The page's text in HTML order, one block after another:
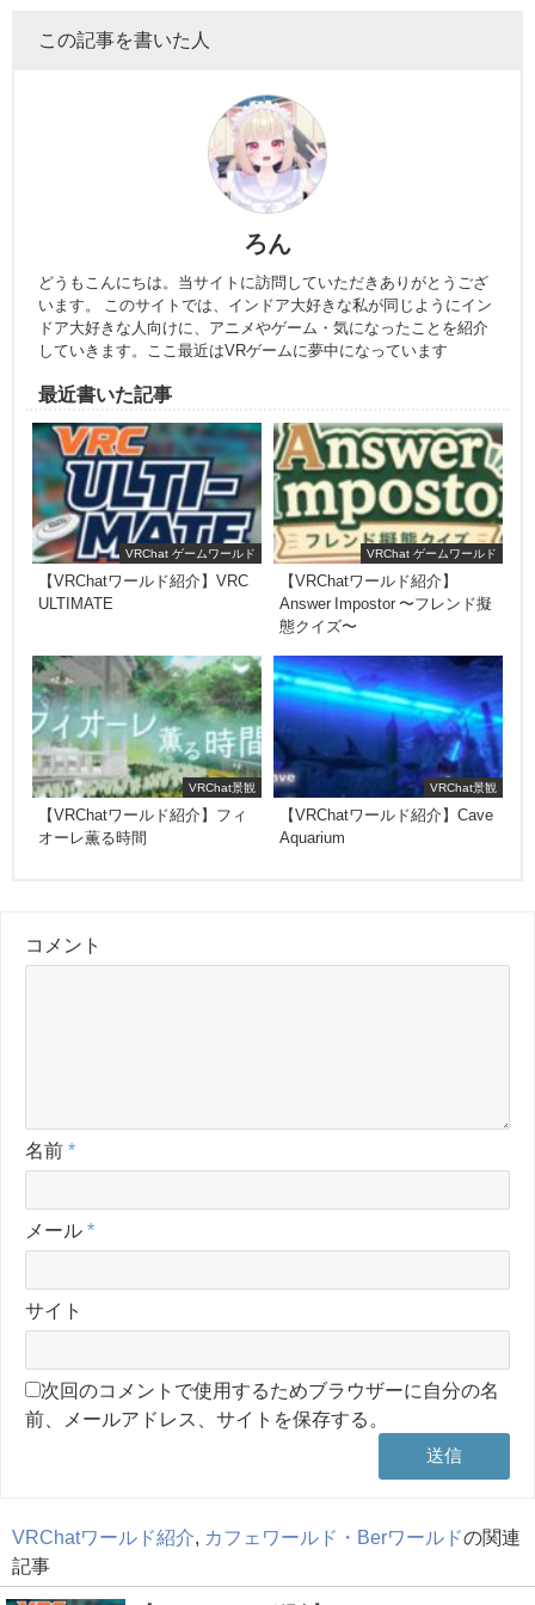
この記事を書いた人
ろん
どうもこんにちは。当サイトに訪問していただきありがとうござ
います。 このサイトでは、インドア大好きな私が同じようにイン
ドア大好きな人向けに、アニメやゲーム・気になったことを紹介
していきます。ここ最近はVRゲームに夢中になっています
最近書いた記事
VRChat ゲームワールド
【VRChatワールド紹介】VRC
ULTIMATE
VRChat ゲームワールド
【VRChatワールド紹介】
Answer Impostor 〜フレンド擬
態クイズ〜
VRChat景観
【VRChatワールド紹介】フィ
オーレ薫る時間
VRChat景観
【VRChatワールド紹介】Cave
Aquarium
コメント
名前 *
メール *
サイト
次回のコメントで使用するためブラウザーに自分の名
前、メールアドレス、サイトを保存する。
VRChatワールド紹介 カフェワールド・Berワールドの関連
記事